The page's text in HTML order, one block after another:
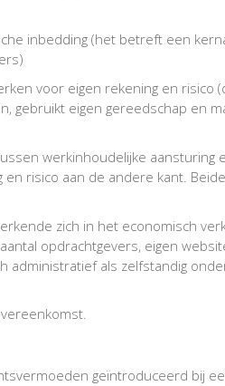
inbedding (het betreft een
voor eigen rekening en risico
gebruikt eigen gereedschap en
werkinhoudelijke aansturing
risico aan de andere kant.
zich in het economisch
opdrachtgevers, eigen
administratief als zelfstandig
geïntroduceerd bij